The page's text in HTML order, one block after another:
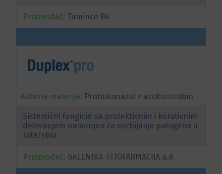
Proizvođač: Taminco BV
Aktivna materija: Protiokonazol + azoksistrobin
Sistemični fungicid sa protektivnim i kurativnim
delovanjem namenjen za suzbijanje patogena u
ratarstvu.
Proizvođač: GALENIKA-FITOFARMACIJA a.d.